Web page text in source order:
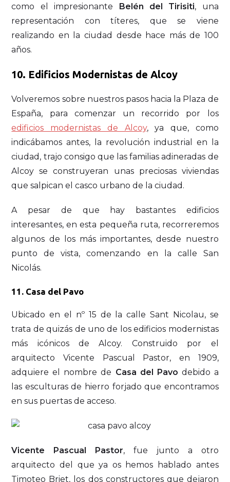
como el impresionante
Belén del Tirisiti, una
representación con títeres, que se viene
realizando en la ciudad desde hace más de 100
años.
10. Edificios Modernistas de Alcoy
Volveremos sobre nuestros pasos hacia la Plaza de
España, para comenzar un recorrido por los
edificios modernistas de Alcoy, ya que, como
indicábamos antes, la revolución industrial en la
ciudad, trajo consigo que las familias adineradas de
Alcoy se construyeran unas preciosas viviendas
que salpican el casco urbano de la ciudad.
A pesar de que hay bastantes edificios
interesantes, en esta pequeña ruta, recorreremos
algunos de los más importantes, desde nuestro
punto de vista, comenzando en la calle San
Nicolás.
11. Casa del Pavo
Ubicado en el nº 15 de la calle Sant Nicolau, se
trata de quizás de uno de los edificios modernistas
más icónicos de Alcoy. Construido por el
arquitecto Vicente Pascual Pastor, en 1909,
adquiere el nombre de Casa del Pavo debido a
las esculturas de hierro forjado que encontramos
en sus puertas de acceso.
Vicente Pascual Pastor, fue junto a otro
arquitecto del que ya os hemos hablado antes
Timoteo Briet, los dos constructores que dejaron